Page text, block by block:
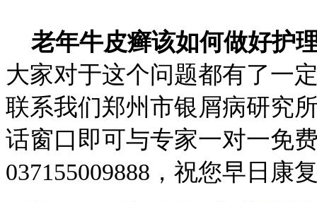
老年牛皮癣该如何做好护
大家对于这个问题都有了一
联系我们郑州市银屑病研究
话窗口即可与专家一对一免
037155009888，祝您早日康